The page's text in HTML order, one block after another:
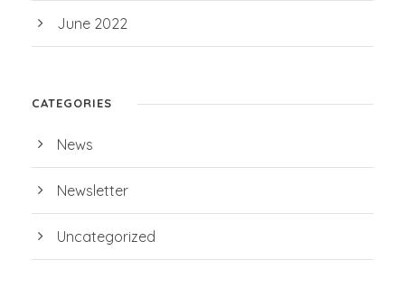
June 2022
CATEGORIES
News
Newsletter
Uncategorized